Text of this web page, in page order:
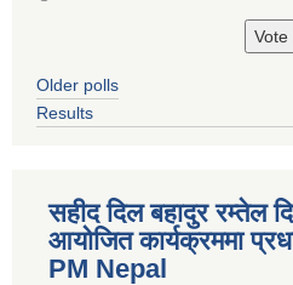
Older polls
Results
सहीद दिल बहादुर रम्तेल
आयोजित कार्यक्रममा
PM Nepal